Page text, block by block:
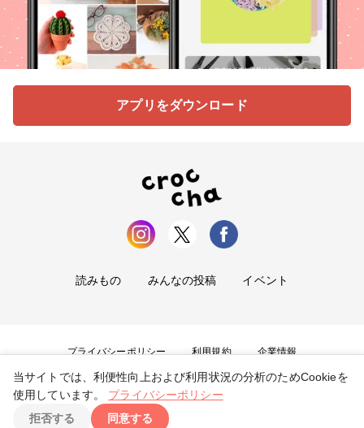
アプリをダウンロード
読みもの みんなの投稿 イベント
プライバシーポリシー 利用規約 企業情報
お問い合わせ
Copyright ©2026tryangle Co., Ltd. All Rights Reserved.
当サイトでは、利便性向上および利用状況の分析のためCookieを
使用しています。
プライバシーポリシー
拒否する
同意する